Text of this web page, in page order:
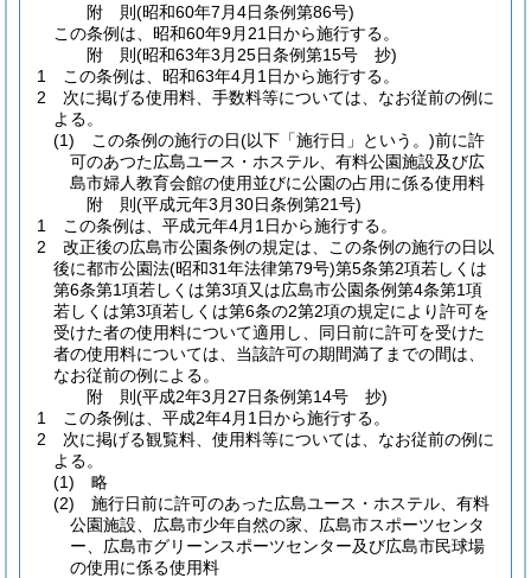
附 則(昭和60年7月4日条例第86号)
この条例は、昭和60年9月21日から施行する。
附 則(昭和63年3月25日条例第15号 抄)
1
この条例は、昭和63年4月1日から施行する。
2
次に掲げる使用料、手数料等については、なお従前の例に
よる。
(1)
この条例の施行の日(以下「施行日」という。)前に許
可のあつた広島ユース・ホステル、有料公園施設及び広
島市婦人教育会館の使用並びに公園の占用に係る使用料
附 則(平成元年3月30日条例第21号)
1
この条例は、平成元年4月1日から施行する。
2
改正後の広島市公園条例の規定は、この条例の施行の日以
後に都市公園法(昭和31年法律第79号)第5条第2項若しくは
第6条第1項若しくは第3項又は広島市公園条例第4条第1項
若しくは第3項若しくは第6条の2第2項の規定により許可を
受けた者の使用料について適用し、同日前に許可を受けた
者の使用料については、当該許可の期間満了までの間は、
なお従前の例による。
附 則(平成2年3月27日条例第14号 抄)
1
この条例は、平成2年4月1日から施行する。
2
次に掲げる観覧料、使用料等については、なお従前の例に
よる。
(1)
略
(2)
施行日前に許可のあった広島ユース・ホステル、有料
公園施設、広島市少年自然の家、広島市スポーツセンタ
ー、広島市グリーンスポーツセンター及び広島市民球場
の使用に係る使用料